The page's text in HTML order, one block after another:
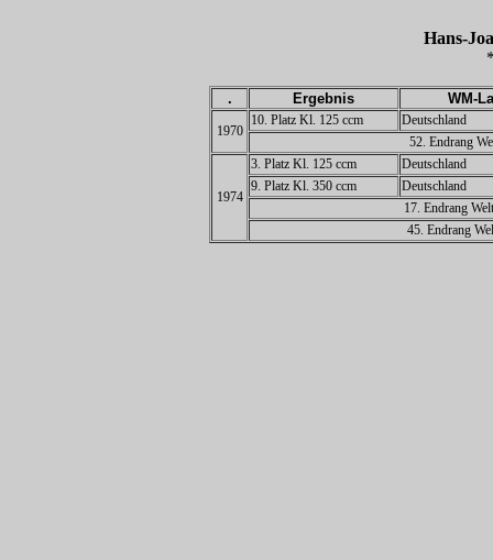
Hans-
. Ergebnis WM-
1970
10. Platz Kl. 125 ccm
Deutschland
52. Endrang
1974
3. Platz Kl. 125 ccm
Deutschland
9. Platz Kl. 350 ccm
Deutschland
17. Endrang
45. Endrang